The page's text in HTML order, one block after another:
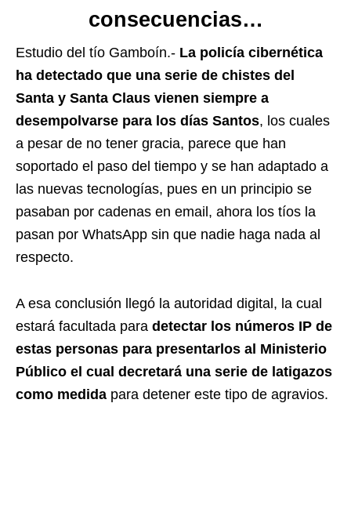
consecuencias…
Estudio del tío Gamboín.- La policía cibernética
ha detectado que una serie de chistes del
Santa y Santa Claus vienen siempre a
desempolvarse para los días Santos, los cuales
a pesar de no tener gracia, parece que han
soportado el paso del tiempo y se han adaptado a
las nuevas tecnologías, pues en un principio se
pasaban por cadenas en email, ahora los tíos la
pasan por WhatsApp sin que nadie haga nada al
respecto.
A esa conclusión llegó la autoridad digital, la cual
estará facultada para detectar los números IP de
estas personas para presentarlos al Ministerio
Público el cual decretará una serie de latigazos
como medida para detener este tipo de agravios.